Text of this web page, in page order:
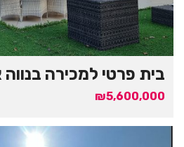
בית פרטי למכירה
₪5,600,000